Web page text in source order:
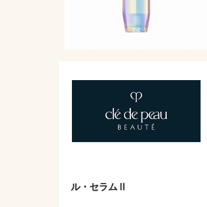
ル・セラムⅡ